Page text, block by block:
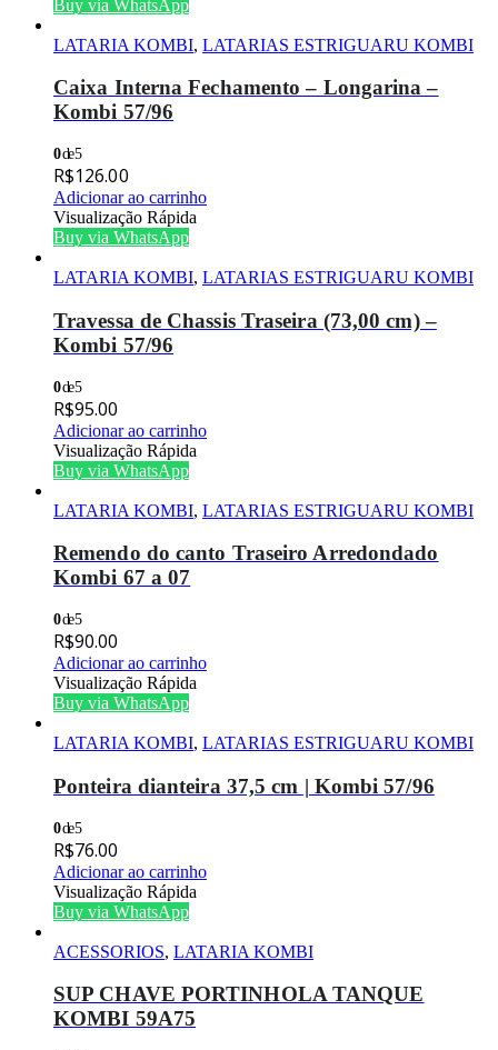
Buy via WhatsApp
LATARIA KOMBI, LATARIAS ESTRIGUARU KOMBI
Caixa Interna Fechamento – Longarina –
Kombi 57/96
0de 5
R$126.00
Adicionar ao carrinho
Visualização Rápida
Buy via WhatsApp
LATARIA KOMBI, LATARIAS ESTRIGUARU KOMBI
Travessa de Chassis Traseira (73,00 cm) –
Kombi 57/96
0de 5
R$95.00
Adicionar ao carrinho
Visualização Rápida
Buy via WhatsApp
LATARIA KOMBI, LATARIAS ESTRIGUARU KOMBI
Remendo do canto Traseiro Arredondado
Kombi 67 a 07
0de 5
R$90.00
Adicionar ao carrinho
Visualização Rápida
Buy via WhatsApp
LATARIA KOMBI, LATARIAS ESTRIGUARU KOMBI
Ponteira dianteira 37,5 cm | Kombi 57/96
0de 5
R$76.00
Adicionar ao carrinho
Visualização Rápida
Buy via WhatsApp
ACESSORIOS, LATARIA KOMBI
SUP CHAVE PORTINHOLA TANQUE
KOMBI 59A75